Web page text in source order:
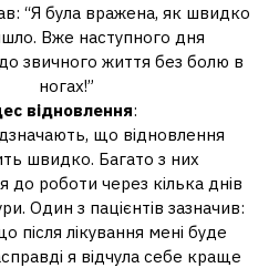
“Я була вражена, як швидко
Вже наступного дня
звичного життя без болю в
ногах!”
відновлення:
що відновлення
швидко. Багато з них
до роботи через кілька днів
Один з пацієнтів зазначив:
після лікування мені буде
я відчула себе краще